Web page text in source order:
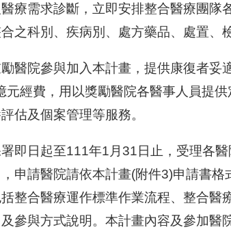
療需求診斷，立即安排整合醫療團隊
之科別、疾病別、處方藥品、處置、
醫院參與加入本計畫，提供康復者妥
元經費，用以獎勵醫院各醫事人員提
估及個案管理等服務。
即日起至111年1月31日止，受理各
申請醫院請依本計畫(附件3)申請書
整合醫療運作標準作業流程、整合醫
參與方式說明。本計畫內容及參加醫